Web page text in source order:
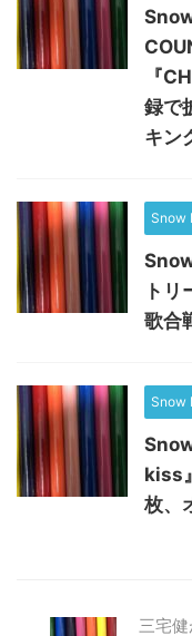
『
録で
キン
Snow
ト
歌合
Snow
kiss
枚、
三宅